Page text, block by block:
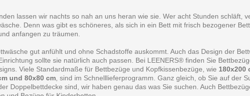
lassen wir nachts so nah an uns heran wie sie. Wer acht Stunden schläft,
Denn was gibt es schöneres, als sich in ein Bett mit frisch bezogener
anfangen zu träumen.
gut anfühlt und ohne Schadstoffe auskommt. Auch das Design der
sollte sie natürlich auch passen. Bei LEENERS® finden Sie
Viele Standardmaße für Bettbezüge und Kopfkissenbezüge, wie 180x200
und 80x80 cm, sind im Schnelllieferprogramm. Ganz gleich, ob Sie auf der
Doppelbettdecke sind, wir haben genau das was Sie suchen. Auch